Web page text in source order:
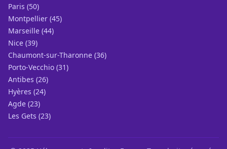
Paris (50)
Montpellier (45)
Marseille (44)
Nice (39)
Chaumont-sur-Tharonne (36)
Porto-Vecchio (31)
Antibes (26)
Hyères (24)
Agde (23)
Les Gets (23)